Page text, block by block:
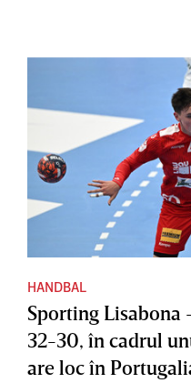
HANDBAL
Sporting Lisabona
32-30, în cadrul
are loc în